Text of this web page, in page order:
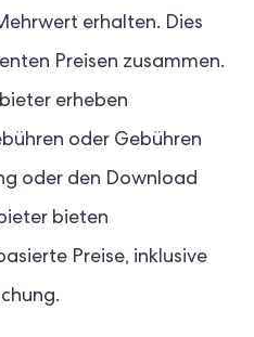
erhalten. Dies
Preisen zusammen.
erheben
oder Gebühren
oder den Download
bieten
Preise, inklusive